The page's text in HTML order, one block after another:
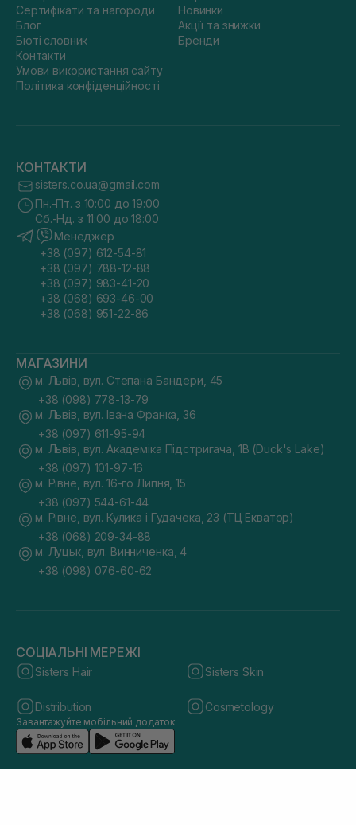
Сертифікати та нагороди
Блог
Бюті словник
Контакти
Умови використання сайту
Політика конфіденційності
Новинки
Акції та знижки
Бренди
КОНТАКТИ
sisters.co.ua@gmail.com
Пн.-Пт. з 10:00 до 19:00
Сб.-Нд. з 11:00 до 18:00
Менеджер
+38 (097) 612-54-81
+38 (097) 788-12-88
+38 (097) 983-41-20
+38 (068) 693-46-00
+38 (068) 951-22-86
МАГАЗИНИ
м. Львів, вул. Степана Бандери, 45
+38 (098) 778-13-79
м. Львів, вул. Івана Франка, 36
+38 (097) 611-95-94
м. Львів, вул. Академіка Підстригача, 1В (Duck's Lake)
+38 (097) 101-97-16
м. Рівне, вул. 16-го Липня, 15
+38 (097) 544-61-44
м. Рівне, вул. Кулика і Гудачека, 23 (ТЦ Екватор)
+38 (068) 209-34-88
м. Луцьк, вул. Винниченка, 4
+38 (098) 076-60-62
СОЦІАЛЬНІ МЕРЕЖІ
Sisters Hair Sisters Skin
Distribution Cosmetology
Завантажуйте мобільний додаток